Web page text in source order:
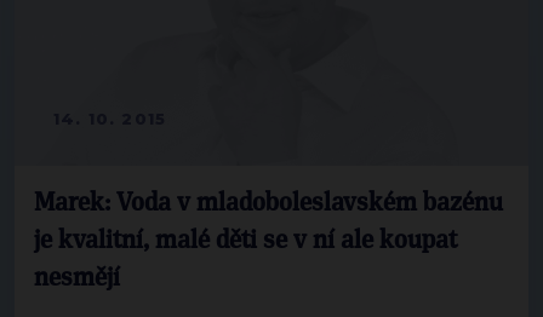
Marek: Voda v mladoboleslavském bazénu
je kvalitní, malé děti se v ní ale koupat
nesmějí